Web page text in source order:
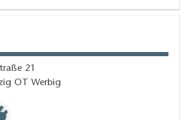
In / Check-Out
21
OT Werbig